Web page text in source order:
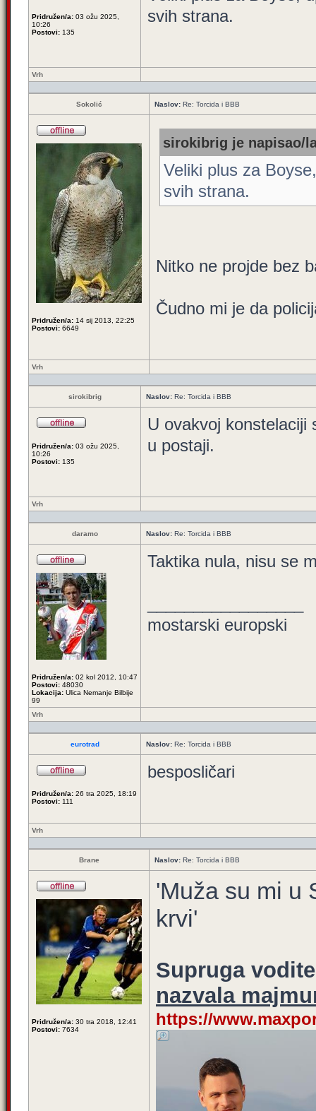
Pridružen/a: 03 ožu 2025,
10:26
Postovi: 135
svih strana.
Vrh
Sokolić Naslov: Re: Torcida i BBB
Pridružen/a: 14 sij 2013, 22:25
Postovi: 6649
sirokibrig je napisao/
Veliki plus za
svih strana.
Nitko ne projde bez
Čudno mi je da
Vrh
sirokibrig Naslov: Re: Torcida i BBB
Pridružen/a: 03 ožu 2025,
10:26
Postovi: 135
U ovakvoj konstelaciji
u postaji.
Vrh
daramo Naslov: Re: Torcida i BBB
Pridružen/a: 02 kol 2012, 10:47
Postovi: 48030
Lokacija: Ulica Nemanje Bilbije
99
Taktika nula, nisu se
mostarski europski
Vrh
eurotrad Naslov: Re: Torcida i BBB
Pridružen/a: 26 tra 2025, 18:19
Postovi: 111
besposličari
Vrh
Brane Naslov: Re: Torcida i BBB
Pridružen/a: 30 tra 2018, 12:41
Postovi: 7634
'Muža su mi u
krvi'
Supruga
nazvala
https://